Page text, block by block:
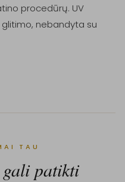
procedūrų. UV
nebandyta su
TAU
gali patikti